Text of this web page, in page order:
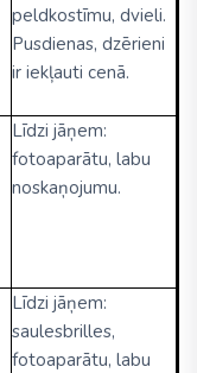
peldkostīmu, dvieli.
Pusdienas, dzērieni
ir iekļauti cenā.
Līdzi jāņem:
fotoaparātu, labu
noskaņojumu.
Līdzi jāņem:
saulesbrilles,
fotoaparātu, labu